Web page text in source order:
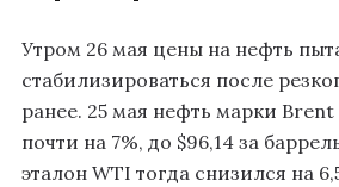
Утром 26 мая цены на нефть
стабилизироваться после
ранее. 25 мая нефть марки Brent
почти на 7%, до $96,14 за
эталон WTI тогда снизился на